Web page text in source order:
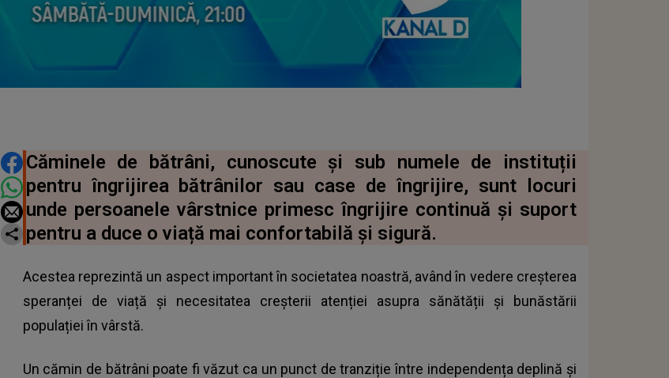
DISTRIBUIE ARTICOLUL
Căminele de bătrâni, cunoscute și sub numele de instituții
pentru îngrijirea bătrânilor sau case de îngrijire, sunt locuri
unde persoanele vârstnice primesc îngrijire continuă și suport
pentru a duce o viață mai confortabilă și sigură.
Acestea reprezintă un aspect important în societatea noastră, având în vedere creșterea
speranței de viață și necesitatea creșterii atenției asupra sănătății și bunăstării
populației în vârstă.
Un cămin de bătrâni poate fi văzut ca un punct de tranziție între independența deplină și